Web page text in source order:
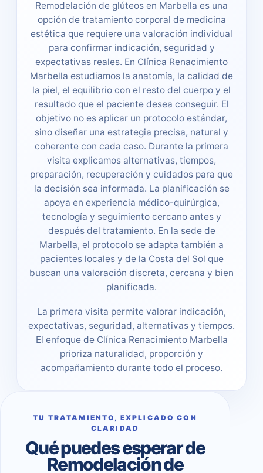
Remodelación de glúteos en Marbella es una
opción de tratamiento corporal de medicina
estética que requiere una valoración individual
para confirmar indicación, seguridad y
expectativas reales. En Clínica Renacimiento
Marbella estudiamos la anatomía, la calidad de
la piel, el equilibrio con el resto del cuerpo y el
resultado que el paciente desea conseguir. El
objetivo no es aplicar un protocolo estándar,
sino diseñar una estrategia precisa, natural y
coherente con cada caso. Durante la primera
visita explicamos alternativas, tiempos,
preparación, recuperación y cuidados para que
la decisión sea informada. La planificación se
apoya en experiencia médico-quirúrgica,
tecnología y seguimiento cercano antes y
después del tratamiento. En la sede de
Marbella, el protocolo se adapta también a
pacientes locales y de la Costa del Sol que
buscan una valoración discreta, cercana y bien
planificada.
La primera visita permite valorar indicación,
expectativas, seguridad, alternativas y tiempos.
El enfoque de Clínica Renacimiento Marbella
prioriza naturalidad, proporción y
acompañamiento durante todo el proceso.
TU TRATAMIENTO, EXPLICADO CON
CLARIDAD
Qué puedes esperar de
Remodelación de